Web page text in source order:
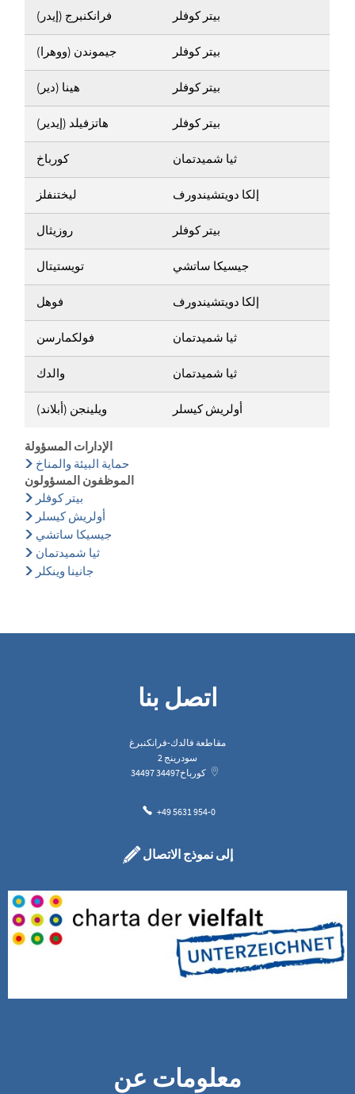
فرانكنبرج (إيدر) بيتر كوفلر
جيموندن (ووهرا) بيتر كوفلر
هينا (دير) بيتر كوفلر
هاتزفيلد (إيدير) بيتر كوفلر
كورباخ ثيا شميدتمان
ليختنفلز إلكا دويتشيندورف
روزيثال بيتر كوفلر
تويستيتال جيسيكا ساتشي
فوهل إلكا دويتشيندورف
فولكمارسن ثيا شميدتمان
والدك ثيا شميدتمان
ويلينجن (أبلاند) أولريش كيسلر
الإدارات المسؤولة
حماية البيئة والمناخ
الموظفون المسؤولون
بيتر كوفلر
أولريش كيسلر
جيسيكا ساتشي
ثيا شميدتمان
جانينا وينكلر
اتصل بنا
مقاطعة فالدك-فرانكنبرغ
سودرينج 2
34497
كورباخ34497
+49 5631 954-0
إلى نموذج الاتصال
معلومات عن